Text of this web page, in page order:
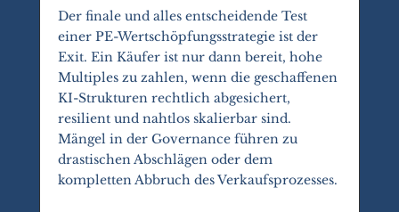
Der finale und alles entscheidende Test
einer PE-Wertschöpfungsstrategie ist der
Exit. Ein Käufer ist nur dann bereit, hohe
Multiples zu zahlen, wenn die geschaffenen
KI-Strukturen rechtlich abgesichert,
resilient und nahtlos skalierbar sind.
Mängel in der Governance führen zu
drastischen Abschlägen oder dem
kompletten Abbruch des Verkaufsprozesses.